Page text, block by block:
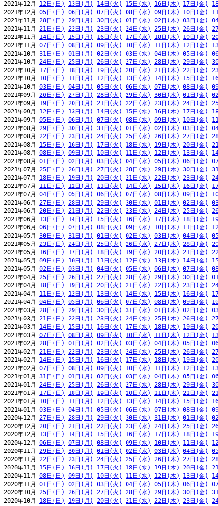
2021年12月 12日(日) 13日(月) 14日(火) 15日(水) 16日(木) 17日(金)
2021年12月 05日(日) 06日(月) 07日(火) 08日(水) 09日(木) 10日(金)
2021年11月 28日(日) 29日(月) 30日(火) 01日(水) 02日(木) 03日(金)
2021年11月 21日(日) 22日(月) 23日(火) 24日(水) 25日(木) 26日(金)
2021年11月 14日(日) 15日(月) 16日(火) 17日(水) 18日(木) 19日(金)
2021年11月 07日(日) 08日(月) 09日(火) 10日(水) 11日(木) 12日(金)
2021年10月 31日(日) 01日(月) 02日(火) 03日(水) 04日(木) 05日(金)
2021年10月 24日(日) 25日(月) 26日(火) 27日(水) 28日(木) 29日(金)
2021年10月 17日(日) 18日(月) 19日(火) 20日(水) 21日(木) 22日(金)
2021年10月 10日(日) 11日(月) 12日(火) 13日(水) 14日(木) 15日(金)
2021年10月 03日(日) 04日(月) 05日(火) 06日(水) 07日(木) 08日(金)
2021年09月 26日(日) 27日(月) 28日(火) 29日(水) 30日(木) 01日(金)
2021年09月 19日(日) 20日(月) 21日(火) 22日(水) 23日(木) 24日(金)
2021年09月 12日(日) 13日(月) 14日(火) 15日(水) 16日(木) 17日(金)
2021年09月 05日(日) 06日(月) 07日(火) 08日(水) 09日(木) 10日(金)
2021年08月 29日(日) 30日(月) 31日(火) 01日(水) 02日(木) 03日(金)
2021年08月 22日(日) 23日(月) 24日(火) 25日(水) 26日(木) 27日(金)
2021年08月 15日(日) 16日(月) 17日(火) 18日(水) 19日(木) 20日(金)
2021年08月 08日(日) 09日(月) 10日(火) 11日(水) 12日(木) 13日(金)
2021年08月 01日(日) 02日(月) 03日(火) 04日(水) 05日(木) 06日(金)
2021年07月 25日(日) 26日(月) 27日(火) 28日(水) 29日(木) 30日(金)
2021年07月 18日(日) 19日(月) 20日(火) 21日(水) 22日(木) 23日(金)
2021年07月 11日(日) 12日(月) 13日(火) 14日(水) 15日(木) 16日(金)
2021年07月 04日(日) 05日(月) 06日(火) 07日(水) 08日(木) 09日(金)
2021年06月 27日(日) 28日(月) 29日(火) 30日(水) 01日(木) 02日(金)
2021年06月 20日(日) 21日(月) 22日(火) 23日(水) 24日(木) 25日(金)
2021年06月 13日(日) 14日(月) 15日(火) 16日(水) 17日(木) 18日(金)
2021年06月 06日(日) 07日(月) 08日(火) 09日(水) 10日(木) 11日(金)
2021年05月 30日(日) 31日(月) 01日(火) 02日(水) 03日(木) 04日(金)
2021年05月 23日(日) 24日(月) 25日(火) 26日(水) 27日(木) 28日(金)
2021年05月 16日(日) 17日(月) 18日(火) 19日(水) 20日(木) 21日(金)
2021年05月 09日(日) 10日(月) 11日(火) 12日(水) 13日(木) 14日(金)
2021年05月 02日(日) 03日(月) 04日(火) 05日(水) 06日(木) 07日(金)
2021年04月 25日(日) 26日(月) 27日(火) 28日(水) 29日(木) 30日(金)
2021年04月 18日(日) 19日(月) 20日(火) 21日(水) 22日(木) 23日(金)
2021年04月 11日(日) 12日(月) 13日(火) 14日(水) 15日(木) 16日(金)
2021年04月 04日(日) 05日(月) 06日(火) 07日(水) 08日(木) 09日(金)
2021年03月 28日(日) 29日(月) 30日(火) 31日(水) 01日(木) 02日(金)
2021年03月 21日(日) 22日(月) 23日(火) 24日(水) 25日(木) 26日(金)
2021年03月 14日(日) 15日(月) 16日(火) 17日(水) 18日(木) 19日(金)
2021年03月 07日(日) 08日(月) 09日(火) 10日(水) 11日(木) 12日(金)
2021年02月 28日(日) 01日(月) 02日(火) 03日(水) 04日(木) 05日(金)
2021年02月 21日(日) 22日(月) 23日(火) 24日(水) 25日(木) 26日(金)
2021年02月 14日(日) 15日(月) 16日(火) 17日(水) 18日(木) 19日(金)
2021年02月 07日(日) 08日(月) 09日(火) 10日(水) 11日(木) 12日(金)
2021年01月 31日(日) 01日(月) 02日(火) 03日(水) 04日(木) 05日(金)
2021年01月 24日(日) 25日(月) 26日(火) 27日(水) 28日(木) 29日(金)
2021年01月 17日(日) 18日(月) 19日(火) 20日(水) 21日(木) 22日(金)
2021年01月 10日(日) 11日(月) 12日(火) 13日(水) 14日(木) 15日(金)
2021年01月 03日(日) 04日(月) 05日(火) 06日(水) 07日(木) 08日(金)
2020年12月 27日(日) 28日(月) 29日(火) 30日(水) 31日(木) 01日(金)
2020年12月 20日(日) 21日(月) 22日(火) 23日(水) 24日(木) 25日(金)
2020年12月 13日(日) 14日(月) 15日(火) 16日(水) 17日(木) 18日(金)
2020年12月 06日(日) 07日(月) 08日(火) 09日(水) 10日(木) 11日(金)
2020年11月 29日(日) 30日(月) 01日(火) 02日(水) 03日(木) 04日(金)
2020年11月 22日(日) 23日(月) 24日(火) 25日(水) 26日(木) 27日(金)
2020年11月 15日(日) 16日(月) 17日(火) 18日(水) 19日(木) 20日(金)
2020年11月 08日(日) 09日(月) 10日(火) 11日(水) 12日(木) 13日(金)
2020年11月 01日(日) 02日(月) 03日(火) 04日(水) 05日(木) 06日(金)
2020年10月 25日(日) 26日(月) 27日(火) 28日(水) 29日(木) 30日(金)
2020年10月 18日(日) 19日(月) 20日(火) 21日(水) 22日(木) 23日(金)